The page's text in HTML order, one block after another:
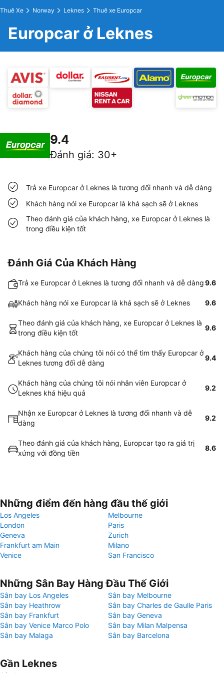
Thuê Xe Norway Leknes Thuê xe Europcar
Europcar ở Leknes
9.4
Đánh giá: 30+
Trả xe Europcar ở Leknes là tương đối nhanh và dễ dàng
Khách hàng nói xe Europcar là khá sạch sẽ ở Leknes
Theo đánh giá của khách hàng, xe Europcar ở Leknes là
trong điều kiện tốt
Đánh Giá Của Khách Hàng
Trả xe Europcar ở Leknes là tương đối nhanh và dễ dàng9.6
Khách hàng nói xe Europcar là khá sạch sẽ ở Leknes 9.6
Theo đánh giá của khách hàng, xe Europcar ở Leknes là
trong điều kiện tốt
9.6
Khách hàng của chúng tôi nói có thể tìm thấy Europcar ở
Leknes tương đối dễ dàng
9.4
Khách hàng của chúng tôi nói nhân viên Europcar ở
Leknes khá hiệu quả
9.2
Nhận xe Europcar ở Leknes là tương đối nhanh và dễ
dàng
9.2
Theo đánh giá của khách hàng, Europcar tạo ra giá trị
xứng với đồng tiền
8.6
Những điểm đến hàng đầu thế giới
Los Angeles
Melbourne
London
Paris
Geneva
Zurich
Frankfurt am Main
Milano
Venice
San Francisco
Những Sân Bay Hàng Đầu Thế Giới
Sân bay Los Angeles
Sân bay Melbourne
Sân bay Heathrow
Sân bay Charles de Gaulle Paris
Sân bay Frankfurt
Sân bay Geneva
Sân bay Venice Marco Polo
Sân bay Milan Malpensa
Sân bay Malaga
Sân bay Barcelona
Gần Leknes